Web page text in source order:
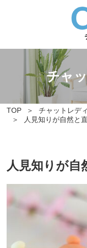
チャ
TOP
チャットレデ
人見知りが自然と
人見知りが自